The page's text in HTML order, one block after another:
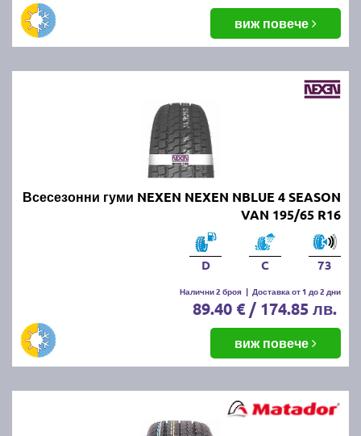
виж повече
Всесезонни гуми NEXEN NEXEN NBLUE 4 SEASON
VAN 195/65 R16
D C 73
Налични 2 броя | Доставка от 1 до 2 дни
89.40 € / 174.85 лв.
виж повече